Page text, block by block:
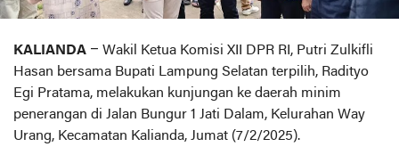
KALIANDA – Wakil Ketua Komisi XII DPR RI, Putri Zulkifli
Hasan bersama Bupati Lampung Selatan terpilih, Radityo
Egi Pratama, melakukan kunjungan ke daerah minim
penerangan di Jalan Bungur 1 Jati Dalam, Kelurahan Way
Urang, Kecamatan Kalianda, Jumat (7/2/2025).